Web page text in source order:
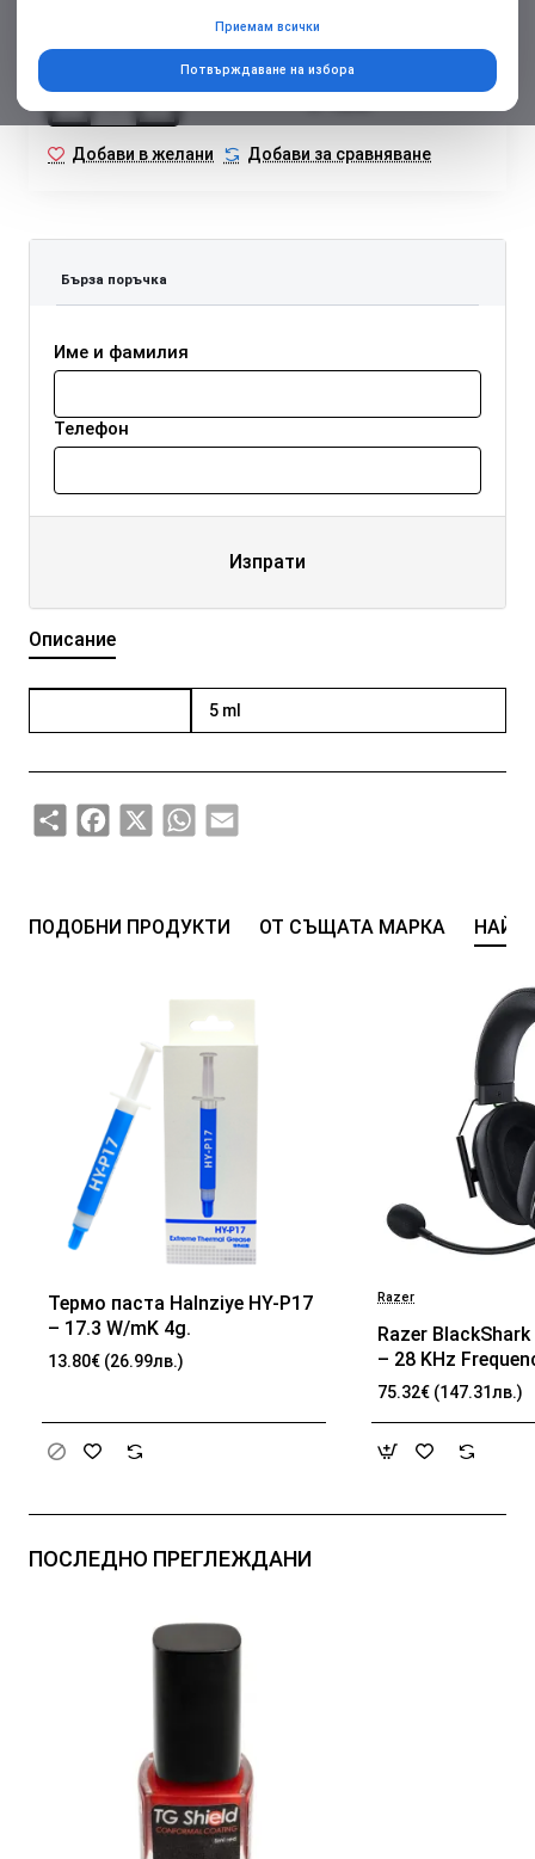
Приемам всички
Потвърждаване на избора
Добави в желани Добави за сравняване
Бърза поръчка
Име и фамилия
Телефон
Изпрати
Описание
5 ml
ShareFacebook
X WhatsApp
Email
ПОДОБНИ ПРОДУКТИ ОТ СЪЩАТА МАРКА НАЙ-
БЕСТСЕЛЪР
Термо паста Halnziye HY-P17
– 17.3 W/mK 4g.
13.80€ (26.99лв.)
Razer
Razer BlackShark
– 28 KHz
32 Ω (1 kHz)
TriForce Driver,
passive noise
100 Hz – 10 kHz
75.32€ (147.31лв.)
ПОСЛЕДНО ПРЕГЛЕЖДАНИ